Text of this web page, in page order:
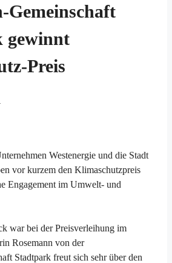
Gemeinschaft
gewinnt
Preis
Westenergie und die Stadt
vor kurzem den Klimaschutzpreis
Engagement im Umwelt- und
war bei der Preisverleihung im
Rosemann von der
Stadtpark freut sich sehr über den